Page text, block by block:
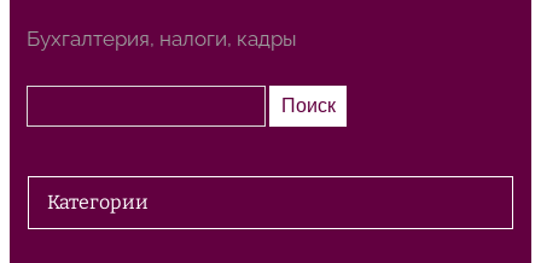
Бухгалтерия, налоги, кадры
о
к
Поиск
Категории